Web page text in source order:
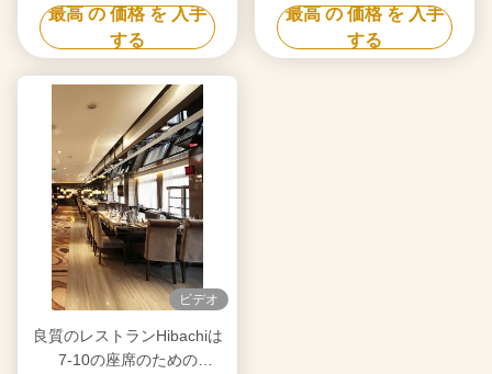
家具用
最高 の 価格 を 入手
する
炊飯台
最高 の 価格 を 入手
する
ビデオ
良質のレストランHibachiは
7-10の座席のための